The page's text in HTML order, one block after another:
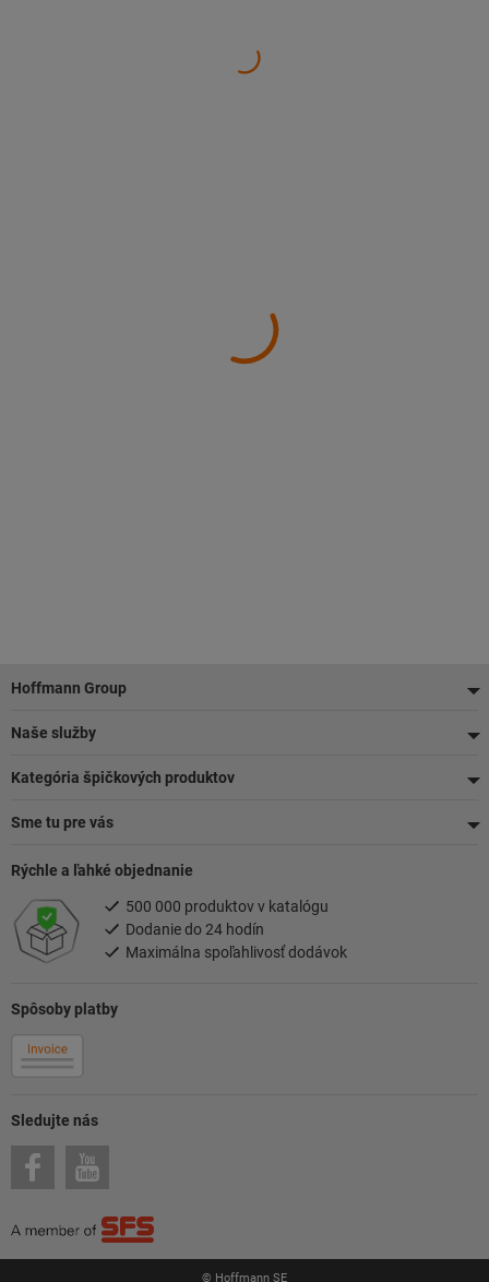
Pätička
Hoffmann Group
Naše služby
Kategória špičkových produktov
Sme tu pre vás
Sledujte nás
Spôsoby platby
Rýchle a ľahké objednanie
500 000 produktov v katalógu
Dodanie do 24 hodín
Maximálna spoľahlivosť dodávok
© Hoffmann SE